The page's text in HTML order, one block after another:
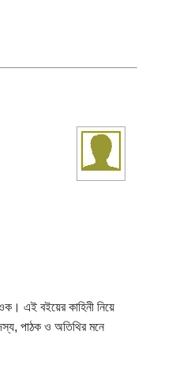
এই বইয়ের কাহিনী নিয়ে
পাঠক ও অতিথির মনে